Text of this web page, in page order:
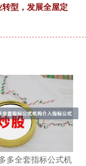
型，发展全屋定
多全套指标公式机